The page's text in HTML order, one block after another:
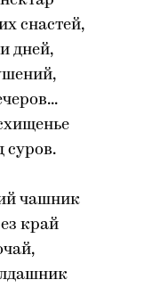
снастей,
дней,
суров.
чашник
край